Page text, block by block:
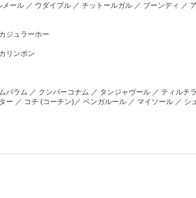
ル ／ ウダイプル ／ チットールガル ／ ブーンディ ／
ジュラーホー
リンポン
ラム ／ クンバーコナム ／ タンジャヴール ／ ティル
／ コチ (コーチン)／ ベンガルール ／ マイソール ／